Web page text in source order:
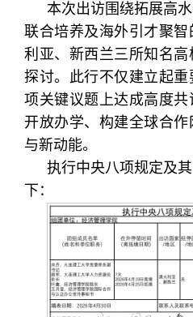
本次出访围绕拓展高
联合培养及海外引才聚
利亚、新西兰三所知名
探讨。 此行不仅建立起
项关键议题上达成高度共
开放办学、 构建全球合作
与新动能。
执行中央八项规定及
下：